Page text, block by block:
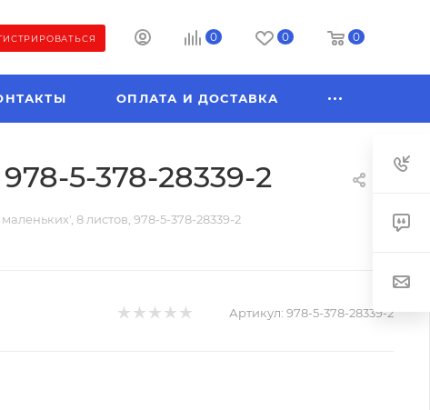
0 0 0
ОПЛАТА И ДОСТАВКА
5-378-28339-2
8 листов, 978-5-378-28339-2
Артикул: 978-5-378-28339-2